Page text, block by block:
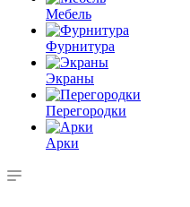
Мебель
Фурнитура
Экраны
Перегородки
Арки